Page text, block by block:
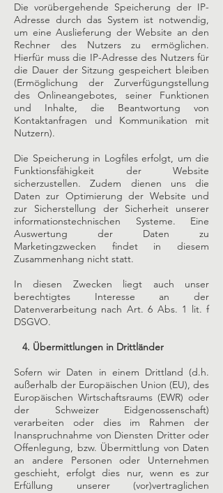
Die vorübergehende Speicherung der IP-
Adresse durch das System ist notwendig,
um eine Auslieferung der Website an den
Rechner des Nutzers zu ermöglichen.
Hierfür muss die IP-Adresse des Nutzers für
die Dauer der Sitzung gespeichert bleiben
(Ermöglichung der Zurverfügungstellung
des Onlineangebotes, seiner Funktionen
und Inhalte, die Beantwortung von
Kontaktanfragen und Kommunikation mit
Nutzern).
Die Speicherung in Logfiles erfolgt, um die
Funktionsfähigkeit der Website
sicherzustellen. Zudem dienen uns die
Daten zur Optimierung der Website und
zur Sicherstellung der Sicherheit unserer
informationstechnischen Systeme. Eine
Auswertung der Daten zu
Marketingzwecken findet in diesem
Zusammenhang nicht statt.
In diesen Zwecken liegt auch unser
berechtigtes Interesse an der
Datenverarbeitung nach Art. 6 Abs. 1 lit. f
DSGVO.
4. Übermittlungen in Drittländer
Sofern wir Daten in einem Drittland (d.h.
außerhalb der Europäischen Union (EU), des
Europäischen Wirtschaftsraums (EWR) oder
der Schweizer Eidgenossenschaft)
verarbeiten oder dies im Rahmen der
Inanspruchnahme von Diensten Dritter oder
Offenlegung, bzw. Übermittlung von Daten
an andere Personen oder Unternehmen
geschieht, erfolgt dies nur, wenn es zur
Erfüllung unserer (vor)vertraglichen